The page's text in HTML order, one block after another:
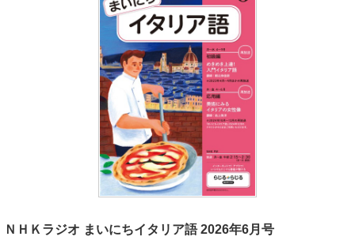
ＮＨＫラジオ まいにちイタリア語2026年6月号